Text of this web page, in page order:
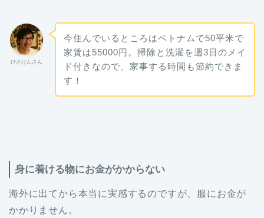
ひさけんさん
今住んでいるところはベトナムで50平米で
家賃は55000円。掃除と洗濯を週3日のメイ
ド付きなので、家事する時間も節約できま
す！
身に着ける物にお金がかからない
海外に出てから本当に実感するのですが、服にお金が
かかりません。